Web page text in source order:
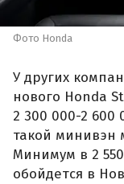
Фото Honda
У других
нового Honda
2 300 000-2 600
такой минивэн
Минимум в 2
обойдется в